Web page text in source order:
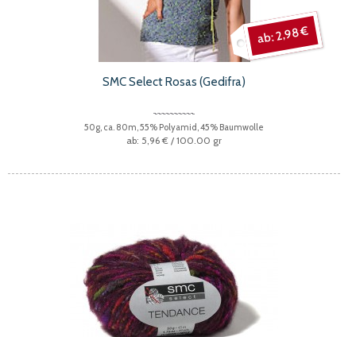
2,98 €
SMC Select Rosas (Gedifra)
50g, ca. 80m, 55% Polyamid, 45% Baumwolle
5,96 € / 100.00 gr